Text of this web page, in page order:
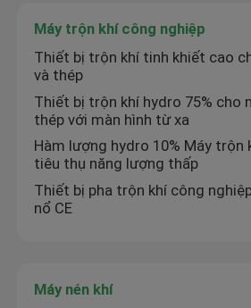
Máy trộn khí công nghiệp
Thiết bị trộn khí tinh khiết cao
và thép
Thiết bị trộn khí hydro 75% cho
thép với màn hình từ xa
Hàm lượng hydro 10% Máy trộn
tiêu thụ năng lượng thấp
Thiết bị pha trộn khí công
nổ CE
Máy nén khí